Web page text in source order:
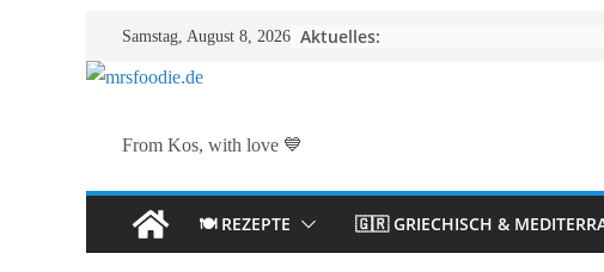
Inhalt
Samstag, August 8, 2026 Aktuelles:
From Kos, with love 💙
🍽️ REZEPTE 🇬🇷 GRIECHISCH &